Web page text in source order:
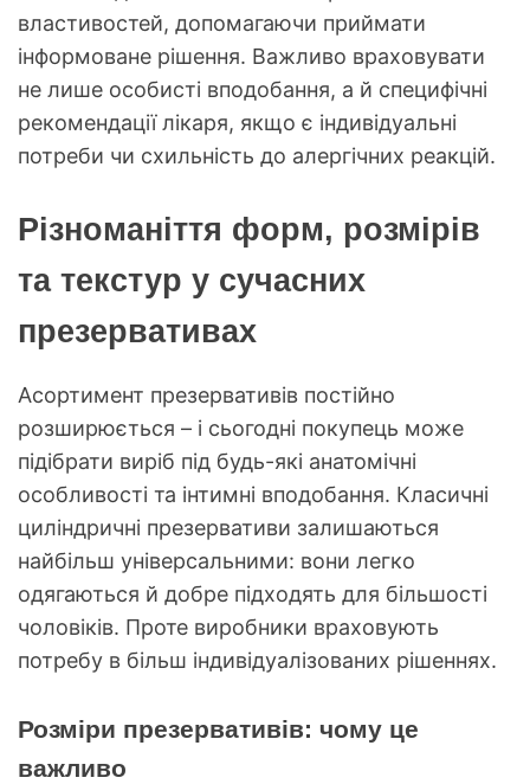
властивостей, допомагаючи приймати
інформоване рішення. Важливо враховувати
не лише особисті вподобання, а й специфічні
рекомендації лікаря, якщо є індивідуальні
потреби чи схильність до алергічних реакцій.
Різноманіття форм, розмірів
та текстур у сучасних
презервативах
Асортимент презервативів постійно
розширюється – і сьогодні покупець може
підібрати виріб під будь-які анатомічні
особливості та інтимні вподобання. Класичні
циліндричні презервативи залишаються
найбільш універсальними: вони легко
одягаються й добре підходять для більшості
чоловіків. Проте виробники враховують
потребу в більш індивідуалізованих рішеннях.
Розміри презервативів: чому це
важливо